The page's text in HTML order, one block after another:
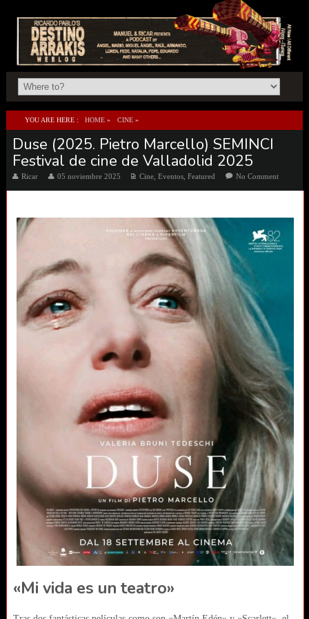
YOU ARE HERE : HOME » CINE »
DUSE (2025. PIETRO MARCELLO) SEMINCI FESTIVAL DE CINE DE VALLADOLID 2025
Duse (2025. Pietro Marcello) SEMINCI
Festival de cine de Valladolid 2025
Ricar 05 noviembre 2025 Cine, Eventos, Featured No Comment
«Mi vida es un teatro»